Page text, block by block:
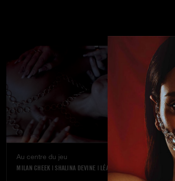
Au centre du jeu
MILAN CHEEK | SHALINA DEVINE | LÉA PAM